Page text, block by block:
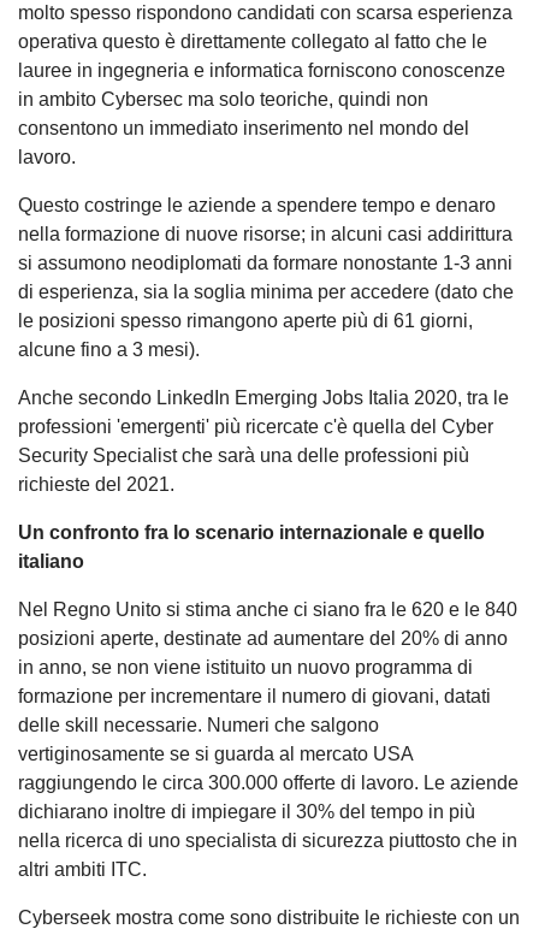
molto spesso rispondono candidati con scarsa esperienza
operativa questo è direttamente collegato al fatto che le
lauree in ingegneria e informatica forniscono conoscenze
in ambito Cybersec ma solo teoriche, quindi non
consentono un immediato inserimento nel mondo del
lavoro.
Questo costringe le aziende a spendere tempo e denaro
nella formazione di nuove risorse; in alcuni casi addirittura
si assumono neodiplomati da formare nonostante 1-3 anni
di esperienza, sia la soglia minima per accedere (dato che
le posizioni spesso rimangono aperte più di 61 giorni,
alcune fino a 3 mesi).
Anche secondo LinkedIn Emerging Jobs Italia 2020, tra le
professioni 'emergenti' più ricercate c'è quella del Cyber
Security Specialist che sarà una delle professioni più
richieste del 2021.
Un confronto fra lo scenario internazionale e quello
italiano
Nel Regno Unito si stima anche ci siano fra le 620 e le 840
posizioni aperte, destinate ad aumentare del 20% di anno
in anno, se non viene istituito un nuovo programma di
formazione per incrementare il numero di giovani, datati
delle skill necessarie. Numeri che salgono
vertiginosamente se si guarda al mercato USA
raggiungendo le circa 300.000 offerte di lavoro. Le aziende
dichiarano inoltre di impiegare il 30% del tempo in più
nella ricerca di uno specialista di sicurezza piuttosto che in
altri ambiti ITC.
Cyberseek mostra come sono distribuite le richieste con un